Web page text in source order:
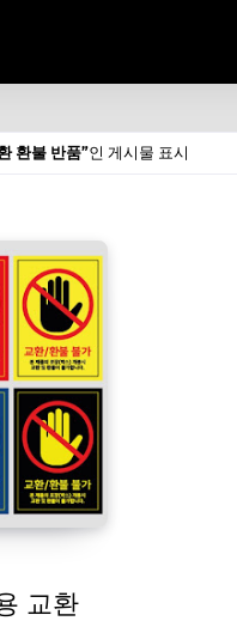
환불 반품 인 게시물 표시
교환